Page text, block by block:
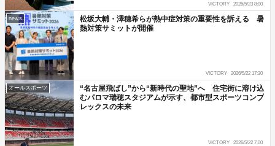
VICTORY 2026/5/23 8:00
news
松坂大輔・澤穂希らが熱中症対策の重要性を訴える 暑
熱対策サミットが開催
VICTORY 2026/5/22 17:30
オールスポーツ
“名古屋飛ばし”から“新時代の聖地”へ 住宅街に溶け込
むパロマ瑞穂スタジアムが示す、都市型スポーツコンプ
レックスの未来
VICTORY 2026/5/22 7:00